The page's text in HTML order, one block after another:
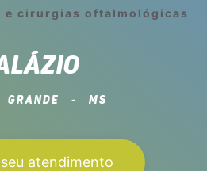
e cirurgias oftalmológicas
GRANDE - MS
atendimento